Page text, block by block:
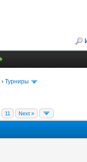
› Турниры
11 Next »